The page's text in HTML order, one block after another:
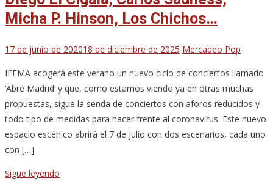
Micha P. Hinson, Los Chichos…
17 de junio de 202018 de diciembre de 2025 Mercadeo Pop
IFEMA acogerá este verano un nuevo ciclo de conciertos llamado
‘Abre Madrid’ y que, como estamos viendo ya en otras muchas
propuestas, sigue la senda de conciertos con aforos reducidos y
todo tipo de medidas para hacer frente al coronavirus. Este nuevo
espacio escénico abrirá el 7 de julio con dos escenarios, cada uno
con […]
Sigue leyendo